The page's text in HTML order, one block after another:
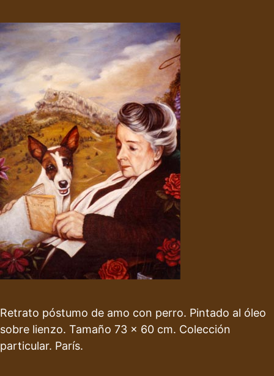
Retrato póstumo de amo con perro. Pintado al óleo
sobre lienzo. Tamaño 73 x 60 cm. Colección
particular. París.